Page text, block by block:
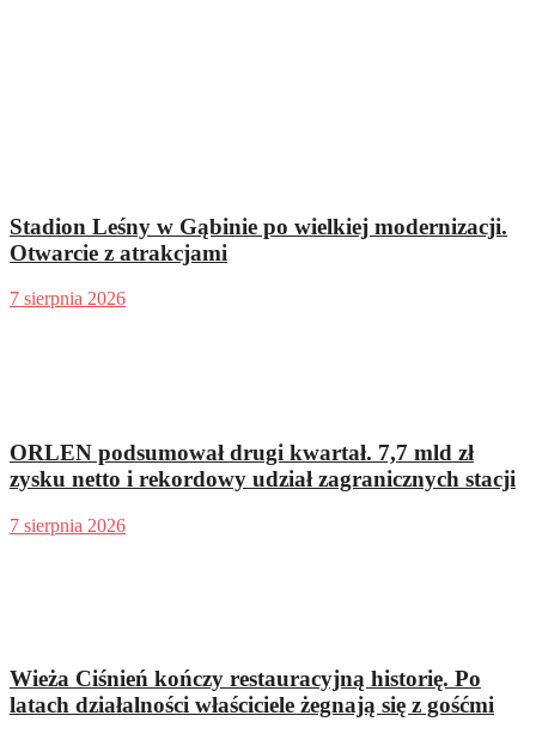
Stadion Leśny w Gąbinie po wielkiej modernizacji.
Otwarcie z atrakcjami
7 sierpnia 2026
ORLEN podsumował drugi kwartał. 7,7 mld zł
zysku netto i rekordowy udział zagranicznych stacji
7 sierpnia 2026
Wieża Ciśnień kończy restauracyjną historię. Po
latach działalności właściciele żegnają się z gośćmi